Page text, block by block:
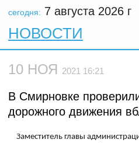
сегодня: 7 августа 2026 г
НОВОСТИ
10 НОЯ 2021 16:21
В Смирновке
дорожного движения
Заместитель главы